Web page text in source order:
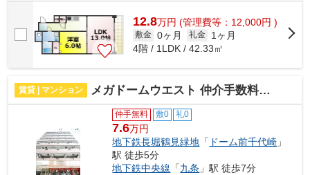
12.8万円 (管理費等：12,000円 )
敷金 0ヶ月 礼金
1ヶ月
4階 / 1LDK / 42.33㎡
賃貸 | マンション メガドームウエスト 仲介手数料無料
仲手無料 敷0 礼0
7.6万円
地下鉄長堀鶴見緑地 「 ドーム前千代崎 」
駅 徒歩5分
地下鉄中央線 「九条 」駅 徒歩7分